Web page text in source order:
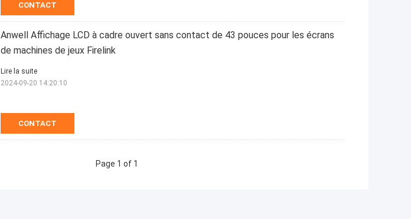
CONTACT
Anwell Affichage LCD à cadre ouvert sans contact de 43 pouces pour les écrans
de machines de jeux Firelink
CONTACT
Lire la suite
2024-09-20 14:20:10
Page 1 of 1